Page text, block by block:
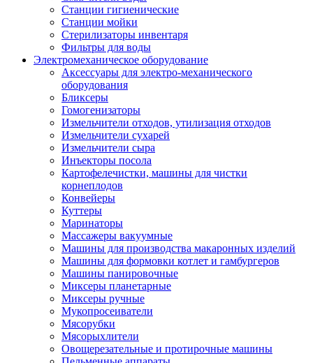
Станции гигиенические
Станции мойки
Стерилизаторы инвентаря
Фильтры для воды
Электромеханическое оборудование
Аксессуары для электро-механического
оборудования
Бликсеры
Гомогенизаторы
Измельчители отходов, утилизация отходов
Измельчители сухарей
Измельчители сыра
Инъекторы посола
Картофелечистки, машины для чистки
корнеплодов
Конвейеры
Куттеры
Маринаторы
Массажеры вакуумные
Машины для производства макаронных изделий
Машины для формовки котлет и гамбургеров
Машины панировочные
Миксеры планетарные
Миксеры ручные
Мукопросеиватели
Мясорубки
Мясорыхлители
Овощерезательные и протирочные машины